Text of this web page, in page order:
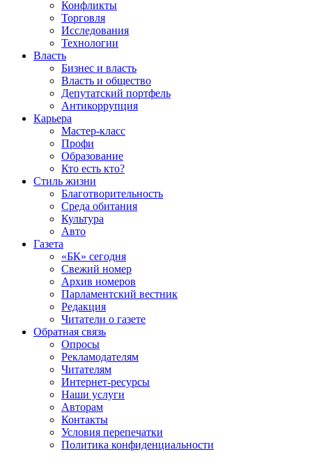
Конфликты
Торговля
Исследования
Технологии
Власть
Бизнес и власть
Власть и общество
Депутатский портфель
Антикоррупция
Карьера
Мастер-класс
Профи
Образование
Кто есть кто?
Стиль жизни
Благотворительность
Среда обитания
Культура
Авто
Газета
«БК» сегодня
Свежий номер
Архив номеров
Парламентский вестник
Редакция
Читатели о газете
Обратная связь
Опросы
Рекламодателям
Читателям
Интернет-ресурсы
Наши услуги
Авторам
Контакты
Условия перепечатки
Политика конфиденциальности